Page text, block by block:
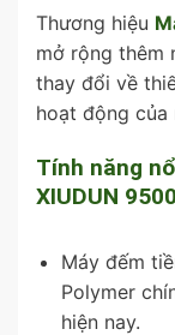
Thương hiệu
mở rộng thêm
thay đổi về
hoạt động của
Tính năng
XIUDUN 9500
Máy đếm
Polymer
hiện nay.